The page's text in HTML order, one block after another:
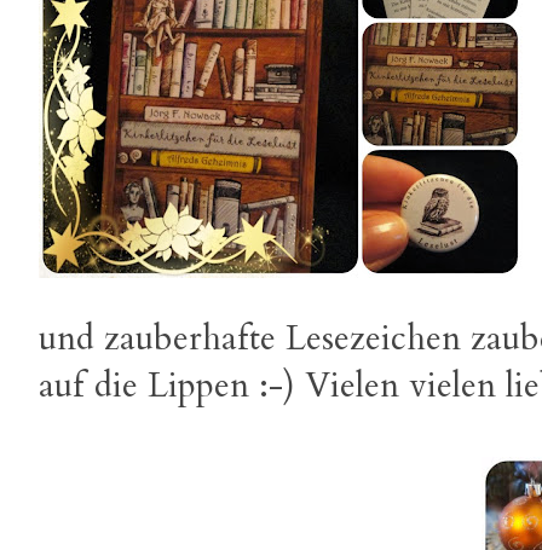
und zauberhafte Lesezeichen
auf die Lippen :-) Vielen vielen